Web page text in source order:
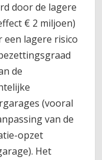
door de lagere
€ 2 miljoen)
een lagere risico
de
(vooral
van de
opzet
Het